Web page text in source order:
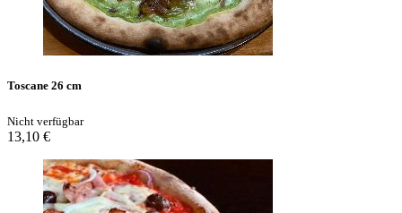
Toscane 26 cm
Nicht verfügbar
13,10 €